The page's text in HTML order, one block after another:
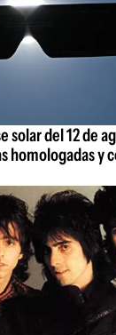
solar del 12 de
homologadas y